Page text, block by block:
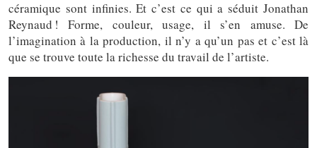
céramique sont infinies. Et c’est ce qui a séduit Jonathan
Reynaud ! Forme, couleur, usage, il s’en amuse. De
l’imagination à la production, il n’y a qu’un pas et c’est là
que se trouve toute la richesse du travail de l’artiste.